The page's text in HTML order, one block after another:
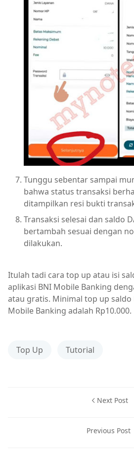
Tunggu sebentar sampai
bahwa status transaksi
ditampilkan resi bukti
Transaksi selesai dan saldo
bertambah sesuai dengan
dilakukan.
Itulah tadi cara top up atau isi
aplikasi BNI Mobile Banking
atau gratis. Minimal top up saldo
Mobile Banking adalah Rp10.000.
Top Up Tutorial
Next Post
Previous Post